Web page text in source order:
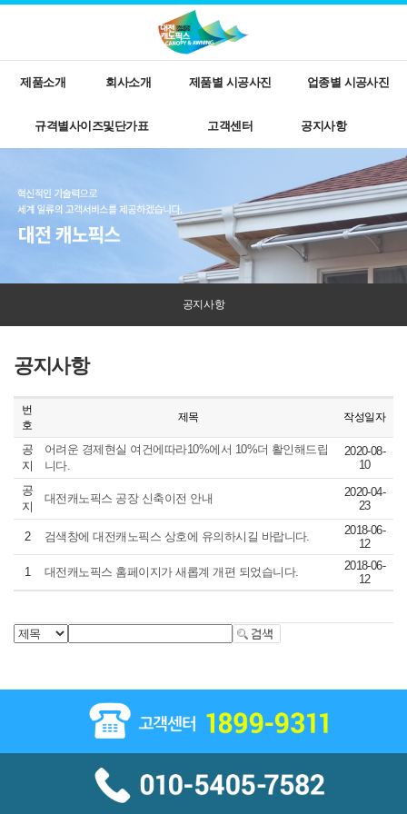
제품소개 회사소개 제품별 시공사진 업종별 시공사진
규격별사이즈및단가표 고객센터 공지사항
공지사항
공지사항
번
호
제목 작성일자
공
지
어려운 경제현실 여건에따라10%에서 10%더 활인해드립
니다.
2020-08-
10
공
지
대전캐노픽스 공장 신축이전 안내
2020-04-
23
2 검색창에 대전캐노픽스 상호에 유의하시길 바랍니다.
2018-06-
12
1 대전캐노픽스 홈페이지가 새롭계 개편 되었습니다.
2018-06-
12